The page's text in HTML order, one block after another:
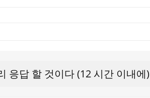
응답 할 것이다 (12 시간 이내에)